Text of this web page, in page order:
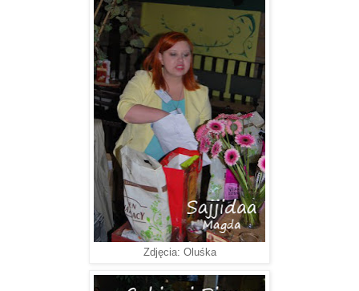
Zdjęcia: Oluśka